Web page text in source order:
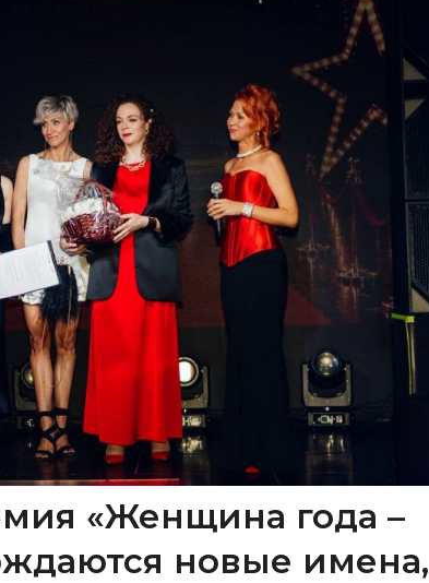
«Женщина года –
новые имена,